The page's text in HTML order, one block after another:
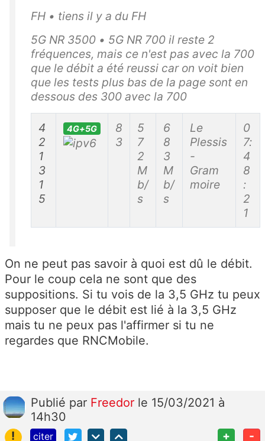
FH • tiens il y a du FH
5G NR 3500 • 5G NR 700 il reste 2
fréquences, mais ce n'est pas avec la 700
que le débit a été reussi car on voit bien
que les tests plus bas de la page sont en
dessous des 300 avec la 700
4
2
1
3
1
5
4G+5G
8
3
5
7
2
M
b/
s
6
8
3
M
b/
s
Le
Plessis
-
Gram
moire
0
7:
4
8
:
2
1
On ne peut pas savoir à quoi est dû le débit.
Pour le coup cela ne sont que des
suppositions. Si tu vois de la 3,5 GHz tu peux
supposer que le débit est lié à la 3,5 GHz
mais tu ne peux pas l'affirmer si tu ne
regardes que RNCMobile.
Publié par Freedor le 15/03/2021 à
14h30
!
citer + -